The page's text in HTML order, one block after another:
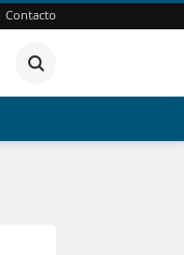
Contacto